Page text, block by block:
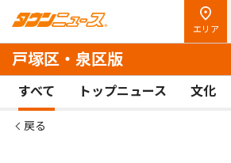
エリア
戸塚区・泉区版
すべて トップニュース 文化
戻る